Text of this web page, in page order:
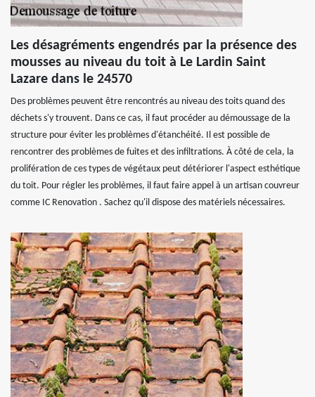
Les désagréments engendrés par la présence des
mousses au niveau du toit à Le Lardin Saint
Lazare dans le 24570
Des problèmes peuvent être rencontrés au niveau des toits quand des
déchets s'y trouvent. Dans ce cas, il faut procéder au démoussage de la
structure pour éviter les problèmes d'étanchéité. Il est possible de
rencontrer des problèmes de fuites et des infiltrations. À côté de cela, la
prolifération de ces types de végétaux peut détériorer l'aspect esthétique
du toit. Pour régler les problèmes, il faut faire appel à un artisan couvreur
comme IC Renovation . Sachez qu'il dispose des matériels nécessaires.